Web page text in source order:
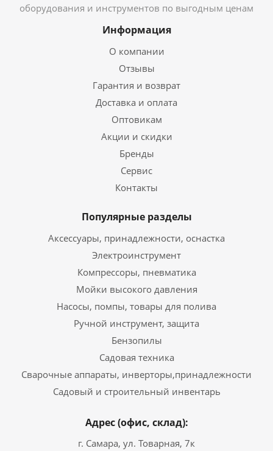
оборудования и инструментов по выгодным ценам
Информация
О компании
Отзывы
Гарантия и возврат
Доставка и оплата
Оптовикам
Акции и скидки
Бренды
Сервис
Контакты
Популярные разделы
Аксессуары, принадлежности, оснастка
Электроинструмент
Компрессоры, пневматика
Мойки высокого давления
Насосы, помпы, товары для полива
Ручной инструмент, защита
Бензопилы
Садовая техника
Сварочные аппараты, инверторы,принадлежности
Садовый и строительный инвентарь
Адрес (офис, склад):
г. Самара, ул. Товарная, 7к